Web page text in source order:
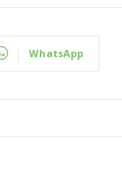
WhatsApp